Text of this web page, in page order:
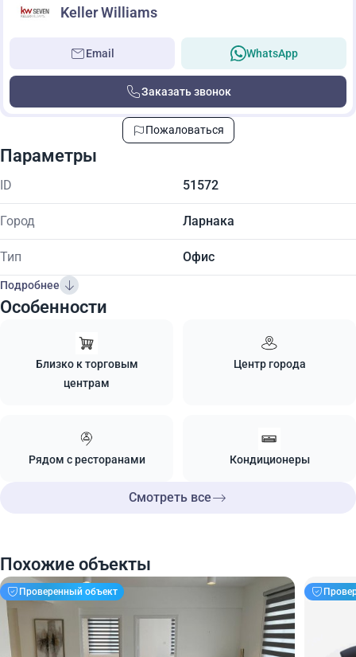
Keller Williams
Email WhatsApp
Заказать звонок
Пожаловаться
Параметры
ID 51572
Город Ларнака
Тип Офис
Подробнее
Особенности
Близко к торговым
центрам
Центр города
Рядом с ресторанами Кондиционеры
Смотреть все
Похожие объекты
Проверенный объект